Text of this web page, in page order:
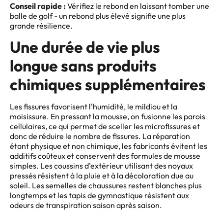
Conseil rapide : Vérifiez le rebond en laissant tomber une
balle de golf - un rebond plus élevé signifie une plus
grande résilience.
Une durée de vie plus
longue sans produits
chimiques supplémentaires
Les fissures favorisent l'humidité, le mildiou et la
moisissure. En pressant la mousse, on fusionne les parois
cellulaires, ce qui permet de sceller les microfissures et
donc de réduire le nombre de fissures. La réparation
étant physique et non chimique, les fabricants évitent les
additifs coûteux et conservent des formules de mousse
simples. Les coussins d'extérieur utilisant des noyaux
pressés résistent à la pluie et à la décoloration due au
soleil. Les semelles de chaussures restent blanches plus
longtemps et les tapis de gymnastique résistent aux
odeurs de transpiration saison après saison.